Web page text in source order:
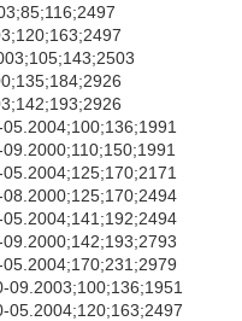
09.2003;100;136;1951
05.2004;120;163;2497